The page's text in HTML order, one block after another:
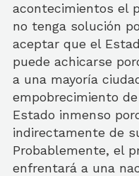
acontecimientos el
no tenga solución
aceptar que el
puede achicarse
a una mayoría
empobrecimiento
Estado inmenso
indirectamente de
Probablemente, el
enfrentará a una